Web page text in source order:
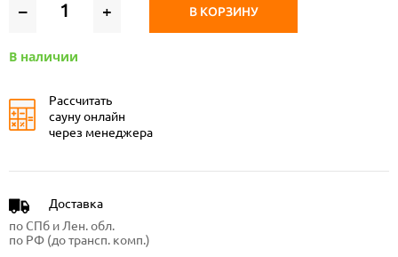
– + В КОРЗИНУ
В наличии
Рассчитать
сауну онлайн
через менеджера
Доставка
по СПб и Лен. обл.
по РФ (до трансп. комп.)